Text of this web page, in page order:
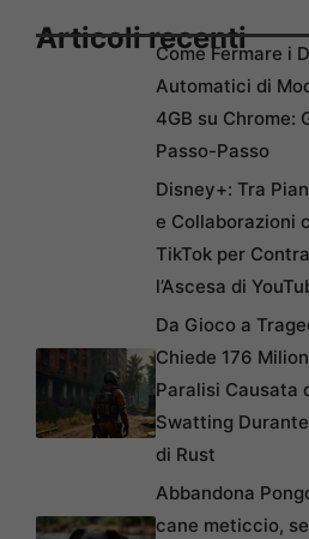
Articoli recenti
Come Fermare i
Automatici di
4GB su Chrome:
Passo-Passo
Disney+: Tra
e Collaborazioni
TikTok per
l’Ascesa di
Da Gioco a
Chiede 176
Paralisi Causata
Swatting
di Rust
Abbandona
cane meticcio,